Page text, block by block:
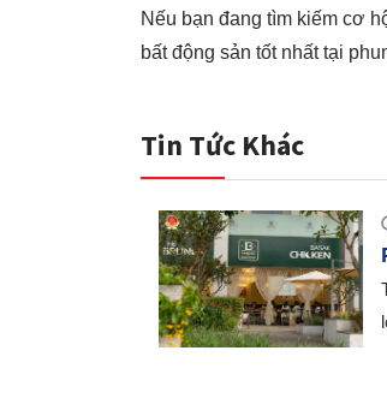
Nếu bạn đang tìm kiếm cơ
bất động sản tốt nhất tại
Tin Tức Khác